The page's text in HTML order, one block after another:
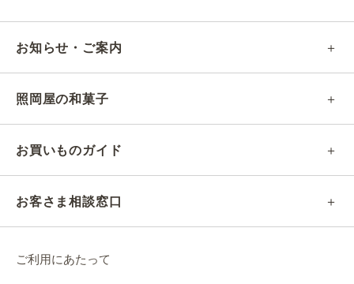
お知らせ・ご案内
照岡屋の和菓子
お買いものガイド
お客さま相談窓口
ご利用にあたって